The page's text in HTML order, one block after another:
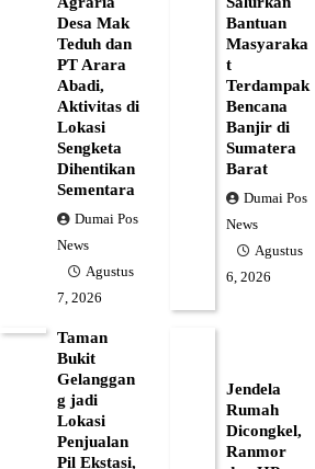
Desa Mak
Teduh dan
PT Arara
Abadi,
Aktivitas di
Lokasi
Sengketa
Dihentikan
Sementara
Dumai Pos
News
Agustus
7, 2026
Bantuan
Masyaraka
t
Terdampak
Bencana
Banjir di
Sumatera
Barat
Dumai Pos
News
Agustus
6, 2026
Taman
Bukit
Gelanggan
g jadi
Lokasi
Penjualan
Pil Ekstasi,
Jendela
Rumah
Dicongkel,
Ranmor